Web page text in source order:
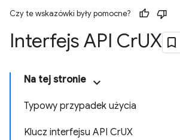
Czy te wskazówki były pomocne?
Interfejs API CrUX
Na tej stronie
Typowy przypadek użycia
Klucz interfejsu API CrUX